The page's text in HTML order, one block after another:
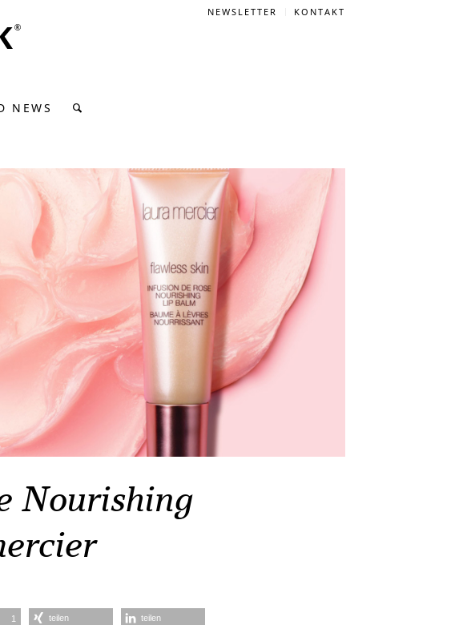
NEWSLETTER KONTAKT
NEWS
Nourishing
1 teilen teilen